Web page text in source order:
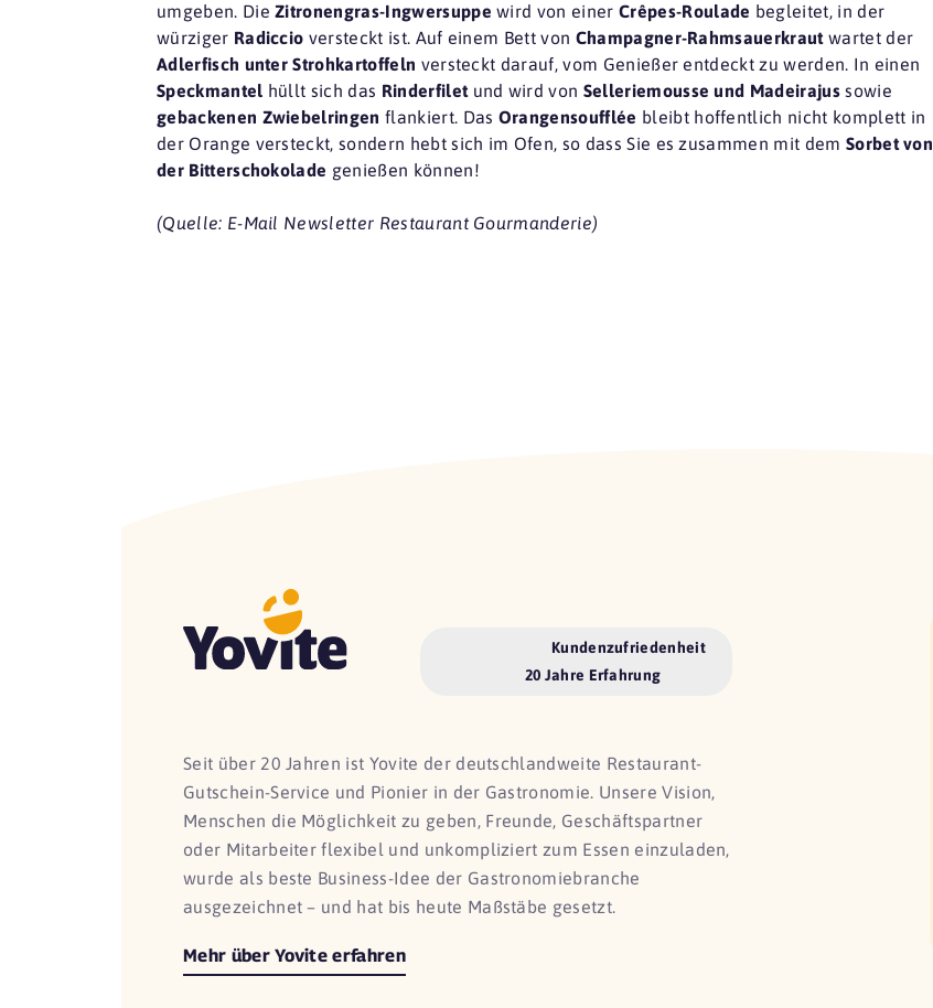
umgeben. DieZitronengras-Ingwersuppe wird von einer Crêpes-Roulade begleitet, in der
würziger Radiccio versteckt ist. Auf einem Bett von Champagner-Rahmsauerkrautwartet der
Adlerfisch unter Strohkartoffeln versteckt darauf, vom Genießer entdeckt zu werden. In einen
Speckmantel hüllt sich das Rinderfiletund wird von Selleriemousse und Madeirajussowie
gebackenen Zwiebelringen flankiert. Das Orangensoufflée bleibt hoffentlich nicht komplett in
der Orange versteckt, sondern hebt sich im Ofen, so dass Sie es zusammen mit dem Sorbet von
der Bitterschokolade genießen können!
(Quelle: E-Mail Newsletter Restaurant Gourmanderie)
Kundenzufriedenheit
20 Jahre Erfahrung
Seit über 20 Jahren ist Yovite der deutschlandweite Restaurant-
Gutschein-Service und Pionier in der Gastronomie. Unsere Vision,
Menschen die Möglichkeit zu geben, Freunde, Geschäftspartner
oder Mitarbeiter flexibel und unkompliziert zum Essen einzuladen,
wurde als beste Business-Idee der Gastronomiebranche
ausgezeichnet – und hat bis heute Maßstäbe gesetzt.
Mehr über Yovite erfahren